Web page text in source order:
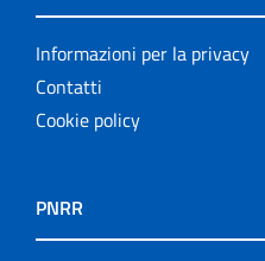
Informazioni per la privacy
Contatti
Cookie policy
PNRR